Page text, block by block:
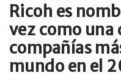
Ricoh es
vez como una
compañías
mundo en el